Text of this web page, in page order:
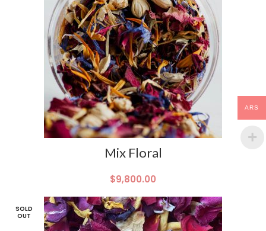
Mix Floral
$9,800.00
SOLD
OUT
ARS